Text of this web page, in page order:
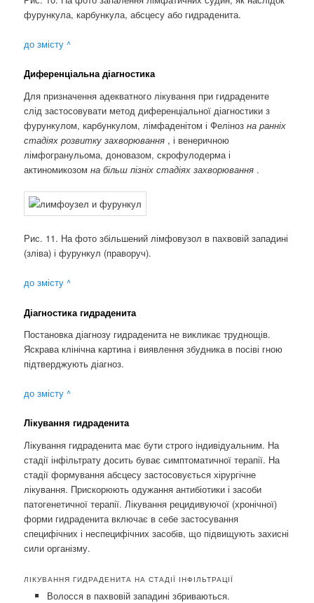
фурункула, карбункула, абсцесу або гидраденита.
до змісту ^
Диференціальна діагностика
Для призначення адекватного лікування при гидрадените
слід застосовувати метод диференціальної діагностики з
фурункулом, карбункулом, лімфаденітом і Фелінозна ранніх
стадіях розвитку захворювання , і венеричною
лімфогранульома, доновазом, скрофулодерма і
актиномикозомна більш пізніх стадіях захворювання .
Рис. 11. На фото збільшений лімфовузол в пахвовій западині
(зліва) і фурункул (праворуч).
до змісту ^
Діагностика гидраденита
Постановка діагнозу гидраденита не викликає труднощів.
Яскрава клінічна картина і виявлення збудника в посіві гною
підтверджують діагноз.
до змісту ^
Лікування гидраденита
Лікування гидраденита має бути строго індивідуальним. На
стадії інфільтрату досить буває симптоматичної терапії. На
стадії формування абсцесу застосовується хірургічне
лікування. Прискорюють одужання антибіотики і засоби
патогенетичної терапії. Лікування рецидивуючої (хронічної)
форми гидраденита включає в себе застосування
специфічних і неспецифічних засобів, що підвищують захисні
сили організму.
ЛІКУВАННЯ ГИДРАДЕНИТА НА СТАДІЇ ІНФІЛЬТРАЦІЇ
Волосся в пахвовій западині збриваються.